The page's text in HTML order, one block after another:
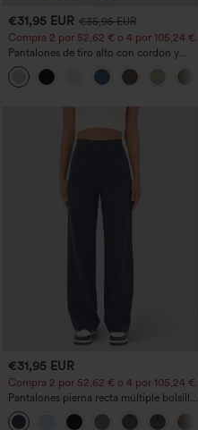
€31,95 EUR €35,95 EUR
Compra 2 por 52,62 € o 4 por 105,24 €.
Pantalones de tiro alto con cordón y
bolsillos, pernera ancha, holgados y de
estilo casual con tacto de lino.
€31,95 EUR
Compra 2 por 52,62 € o 4 por 105,24 €.
Pantalones pierna recta múltiple bolsillo
botón tiro alto